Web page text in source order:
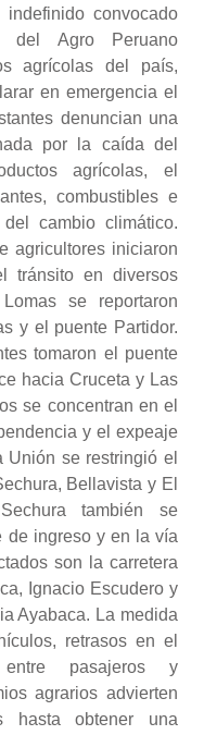
convocado
del Agro Peruano
agrícolas del país,
en emergencia el
denuncian una
por la caída del
agrícolas, el
combustibles e
cambio climático.
agricultores iniciaron
tránsito en diversos
se reportaron
y el puente Partidor.
tomaron el puente
hacia Cruceta y Las
se concentran en el
y el expeaje
Unión se restringió el
Bellavista y El
también se
de ingreso y en la vía
son la carretera
Ignacio Escudero y
Ayabaca. La medida
retrasos en el
entre pasajeros y
agrarios advierten
hasta obtener una